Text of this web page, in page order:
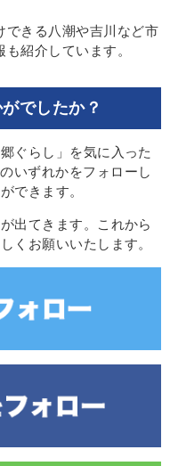
できる八潮や吉川など市
紹介しています。
でしたか？
ぐらし」を気に入った
いずれかをフォローし
できます。
出てきます。これから
くお願いいたします。